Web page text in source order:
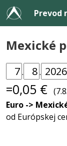
Prevod
Mexické
. .
=0,05 €
Euro ->
od Európskej